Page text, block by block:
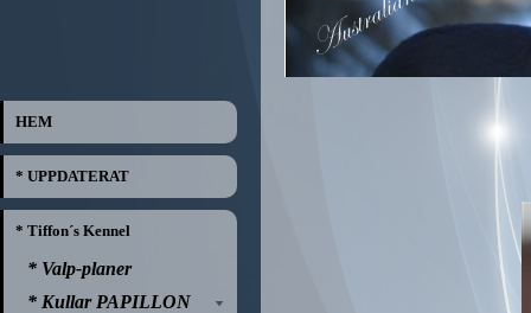
HEM
* UPPDATERAT
* Tiffon´s Kennel
* Valp-planer
* Kullar PAPILLON